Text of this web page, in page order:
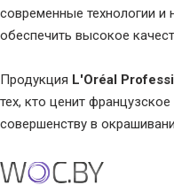
современные технологии и
обеспечить высокое
Продукция L'Oréal
тех, кто ценит
совершенству в